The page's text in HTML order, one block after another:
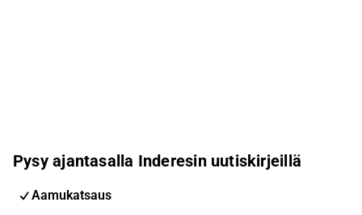
Pysy ajantasalla Inderesin uutiskirjeillä
Aamukatsaus